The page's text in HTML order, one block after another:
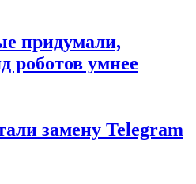
придумали,
роботов умнее
замену Telegram